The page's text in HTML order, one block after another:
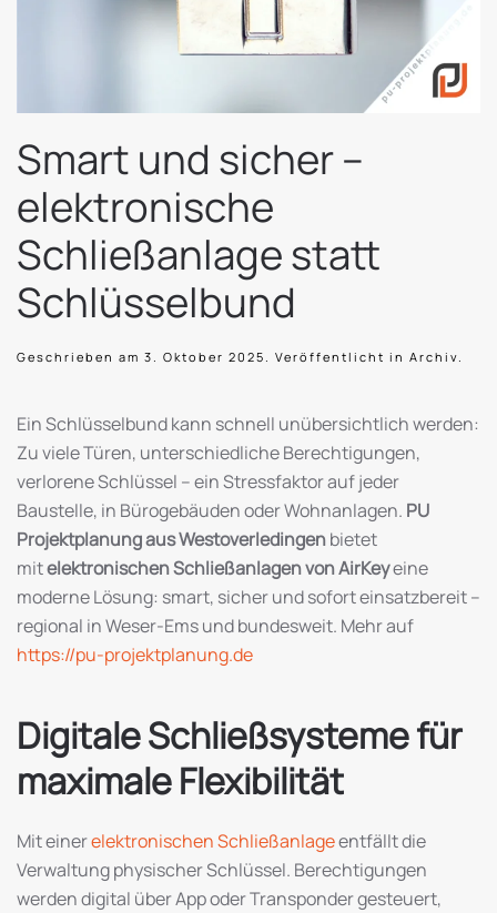
Smart und sicher –
elektronische
Schließanlage statt
Schlüsselbund
Geschrieben am 3. Oktober 2025 . Veröffentlicht in Archiv.
Ein Schlüsselbund kann schnell unübersichtlich werden:
Zu viele Türen, unterschiedliche Berechtigungen,
verlorene Schlüssel – ein Stressfaktor auf jeder
Baustelle, in Bürogebäuden oder Wohnanlagen. PU
Projektplanung aus Westoverledingenbietet
mitelektronischen Schließanlagen von AirKeyeine
moderne Lösung: smart, sicher und sofort einsatzbereit –
regional in Weser-Ems und bundesweit. Mehr auf
https://pu-projektplanung.de
Digitale Schließsysteme für
maximale Flexibilität
Mit einerelektronischen Schließanlageentfällt die
Verwaltung physischer Schlüssel. Berechtigungen
werden digital über App oder Transponder gesteuert,